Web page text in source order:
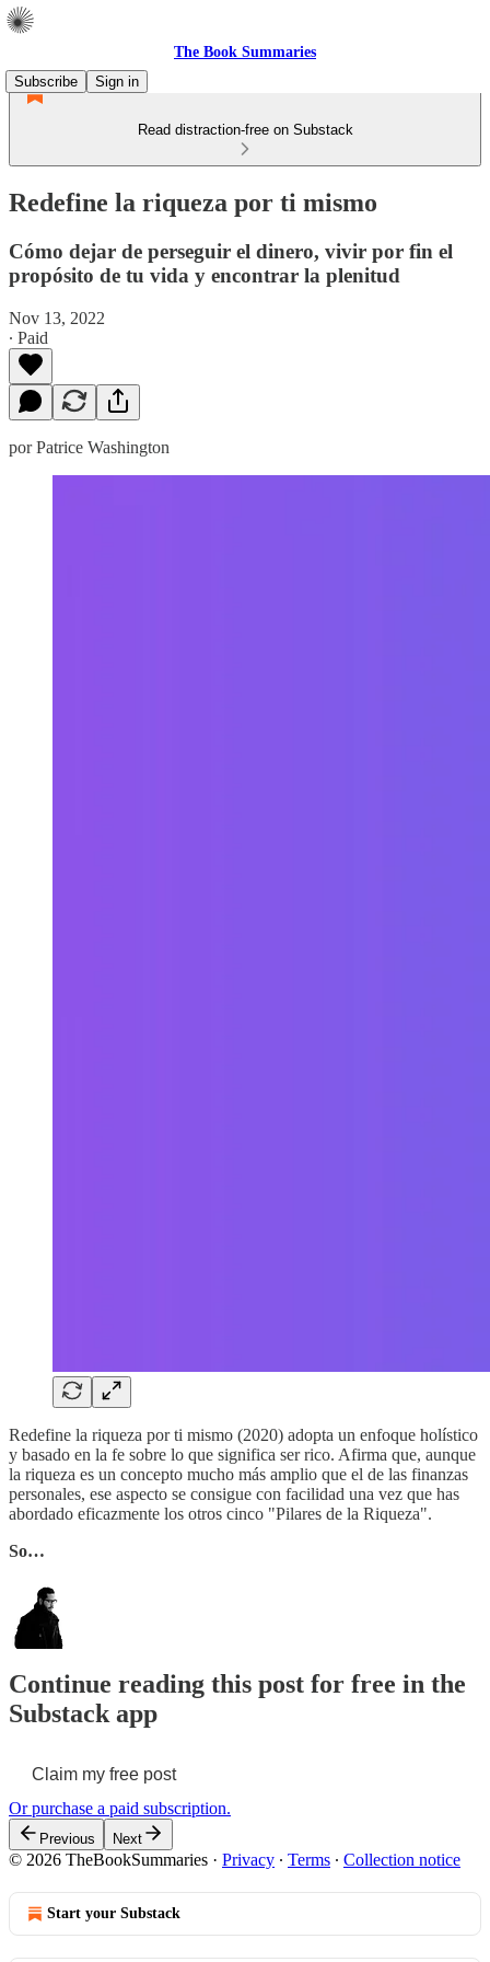
The Book Summaries
Subscribe
Sign in
Read distraction-free on Substack
Redefine la riqueza por ti mismo
Cómo dejar de perseguir el dinero, vivir por fin el
propósito de tu vida y encontrar la plenitud
Nov 13, 2022
∙ Paid
por Patrice Washington
Redefine la riqueza por ti mismo (2020) adopta un enfoque holístico
y basado en la fe sobre lo que significa ser rico. Afirma que, aunque
la riqueza es un concepto mucho más amplio que el de las finanzas
personales, ese aspecto se consigue con facilidad una vez que has
abordado eficazmente los otros cinco "Pilares de la Riqueza".
So…
Continue reading this post for free in the
Substack app
Claim my free post
Or purchase a paid subscription.
Previous Next
© 2026 TheBookSummaries · Privacy ∙ Terms ∙ Collection notice
Start your Substack